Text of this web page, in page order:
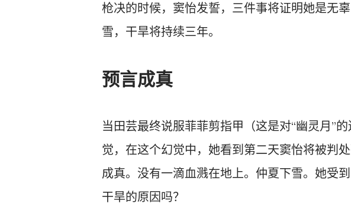
枪决的时候，窦怡发誓，三件事将证明她是无
雪，干旱将持续三年。
预言成真
当田芸最终说服菲菲剪指甲（这是对“幽灵月”
觉，在这个幻觉中，她看到第二天窦怡将被判
成真。没有一滴血溅在地上。仲夏下雪。她受
干旱的原因吗？